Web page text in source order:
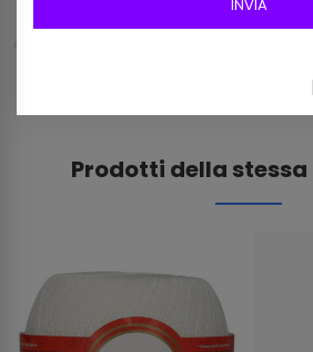
12,00 €
Prodotti della
INVIA